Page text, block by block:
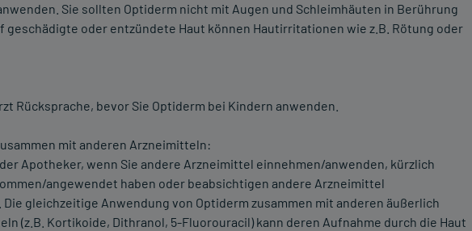
Sie sollten Optiderm nicht mit Augen und Schleimhäuten in Berührung
geschädigte oder entzündete Haut können Hautirritationen wie z.B. Rötung oder
Rücksprache, bevor Sie Optiderm bei Kindern anwenden.
mit anderen Arzneimitteln:
Apotheker, wenn Sie andere Arzneimittel einnehmen/anwenden, kürzlich
angewendet haben oder beabsichtigen andere Arzneimittel
gleichzeitige Anwendung von Optiderm zusammen mit anderen äußerlich
(z.B. Kortikoide, Dithranol, 5-Fluorouracil) kann deren Aufnahme durch die Haut